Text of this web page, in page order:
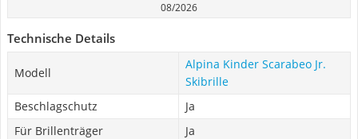
08/2026
Technische Details
Modell
Alpina Kinder Scarabeo Jr.
Skibrille
Beschlagschutz
Ja
Für Brillenträger
Ja